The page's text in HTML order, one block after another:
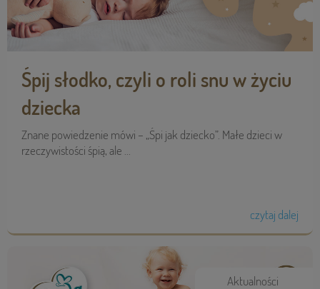
Śpij słodko, czyli o roli snu w życiu
dziecka
Znane powiedzenie mówi – „Śpi jak dziecko”. Małe dzieci w
rzeczywistości śpią, ale ...
czytaj dalej
Aktualności